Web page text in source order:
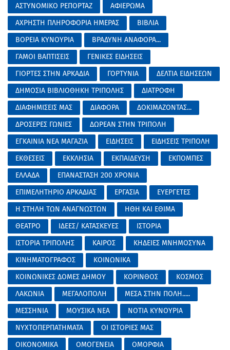
ΑΣΤΥΝΟΜΙΚΟ ΡΕΠΟΡΤΑΖ
ΑΦΙΕΡΩΜΑ
ΑΧΡΗΣΤΗ ΠΛΗΡΟΦΟΡΙΑ ΗΜΕΡΑΣ
ΒΙΒΛΙΑ
ΒΟΡΕΙΑ ΚΥΝΟΥΡΙΑ
ΒΡΑΔΥΝΗ ΑΝΑΦΟΡΑ...
ΓΑΜΟΙ ΒΑΠΤΙΣΕΙΣ
ΓΕΝΙΚΕΣ ΕΙΔΗΣΕΙΣ
ΓΙΟΡΤΕΣ ΣΤΗΝ ΑΡΚΑΔΙΑ
ΓΟΡΤΥΝΙΑ
ΔΕΛΤΙΑ ΕΙΔΗΣΕΩΝ
ΔΗΜΟΣΙΑ ΒΙΒΛΙΟΘΗΚΗ ΤΡΙΠΟΛΗΣ
ΔΙΑΤΡΟΦΗ
ΔΙΑΦΗΜΙΣΕΙΣ ΜΑΣ
ΔΙΑΦΟΡΑ
ΔΟΚΙΜΑΖΟΝΤΑΣ...
ΔΡΟΣΕΡΕΣ ΓΩΝΙΕΣ
ΔΩΡΕΑΝ ΣΤΗΝ ΤΡΙΠΟΛΗ
ΕΓΚΑΙΝΙΑ ΝΕΑ ΜΑΓΑΖΙΑ
ΕΙΔΗΣΕΙΣ
ΕΙΔΗΣΕΙΣ ΤΡΙΠΟΛΗ
ΕΚΘΕΣΕΙΣ
ΕΚΚΛΗΣΙΑ ΕΚΠΑΙΔΕΥΣΗ
ΕΚΠΟΜΠΕΣ
ΕΛΛΑΔΑ
ΕΠΑΝΑΣΤΑΣΗ 200 ΧΡΟΝΙΑ
ΕΠΙΜΕΛΗΤΗΡΙΟ ΑΡΚΑΔΙΑΣ
ΕΡΓΑΣΙΑ
ΕΥΕΡΓΕΤΕΣ
Η ΣΤΗΛΗ ΤΩΝ ΑΝΑΓΝΩΣΤΩΝ
ΗΘΗ ΚΑΙ ΕΘΙΜΑ
ΘΕΑΤΡΟ
ΙΔΕΕΣ/ ΚΑΤΑΣΚΕΥΕΣ
ΙΣΤΟΡΙΑ
ΙΣΤΟΡΙΑ ΤΡΙΠΟΛΗΣ
ΚΑΙΡΟΣ
ΚΗΔΕΙΕΣ ΜΝΗΜΟΣΥΝΑ
ΚΙΝΗΜΑΤΟΓΡΑΦΟΣ
ΚΟΙΝΩΝΙΚΑ
ΚΟΙΝΩΝΙΚΕΣ ΔΟΜΕΣ ΔΗΜΟΥ
ΚΟΡΙΝΘΟΣ
ΚΟΣΜΟΣ
ΛΑΚΩΝΙΑ
ΜΕΓΑΛΟΠΟΛΗ
ΜΕΣΑ ΣΤΗΝ ΠΟΛΗ.....
ΜΕΣΣΗΝΙΑ
ΜΟΥΣΙΚΑ ΝΕΑ
ΝΟΤΙΑ ΚΥΝΟΥΡΙΑ
ΝΥΧΤΟΠΕΡΠΑΤΗΜΑΤΑ
ΟΙ ΙΣΤΟΡΙΕΣ ΜΑΣ
ΟΙΚΟΝΟΜΙΚΑ
ΟΜΟΓΕΝΕΙΑ
ΟΜΟΡΦΙΑ